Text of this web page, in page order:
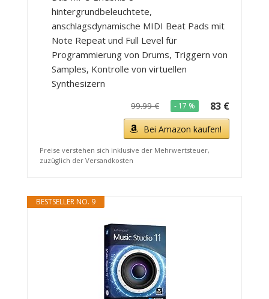
hintergrundbeleuchtete,
anschlagsdynamische MIDI Beat Pads mit
Note Repeat und Full Level für
Programmierung von Drums, Triggern von
Samples, Kontrolle von virtuellen
Synthesizern
99.99 € - 17 % 83 €
Bei Amazon kaufen!
Preise verstehen sich inklusive der Mehrwertsteuer,
zuzüglich der Versandkosten
BESTSELLER NO. 9